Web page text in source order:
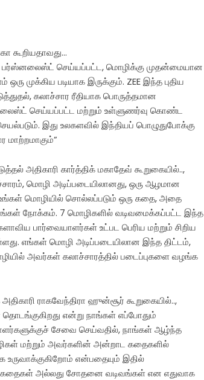
கூறியதாவது…
பர்ஸ்னலைஸ்ட் செய்யப்பட்ட, மொழிக்கு முதன்மையான
முக்கிய படியாக இருக்கும். ZEE இந்த புதிய
கலாச்சார ரீதியாக பொருத்தமான
செய்யப்பட்ட மற்றும் உள்ளுணர்வு கொண்ட
இது உலகளவில் இந்தியப் பொழுதுபோக்கு
மாற்றமாகும்”
அதிகாரி கார்த்திக் மகாதேவ் கூறுகையில்..,
மொழி அடிப்படையிலானது, ஒரு ஆழமான
மொழியில் சொல்லப்படும் ஒரு கதை, அதை
நோக்கம். 7 மொழிகளில் வடிவமைக்கப்பட்ட இந்த
பார்வையாளர்கள் உட்பட பெரிய மற்றும் சிறிய
எங்கள் மொழி அடிப்படையிலான இந்த திட்டம்,
அவர்கள் கலாச்சாரத்தில் படைப்புகளை வழங்க
ராகவேந்திரா ஹுன்சூர் கூறுகையில்..,
என்று நாங்கள் எப்போதும்
சேவை செய்வதில், நாங்கள் ஆழ்ந்த
மற்றும் அவர்களின் அன்றாட கதைகளில்
என்பதையும் இதில்
கதைகள் அல்லது சோதனை வடிவங்கள் என எதுவாக